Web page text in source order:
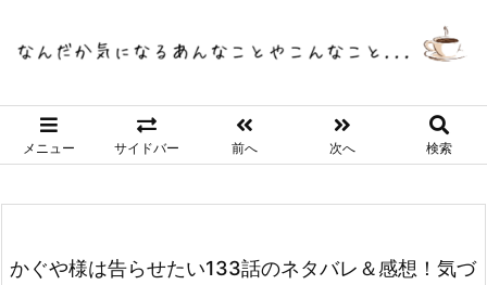
メニュー サイドバー 前へ 次へ 検索
かぐや様は告らせたい133話のネタバレ＆感想！気づ